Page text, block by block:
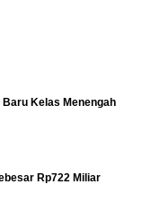
Kelas Menengah
Rp722 Miliar